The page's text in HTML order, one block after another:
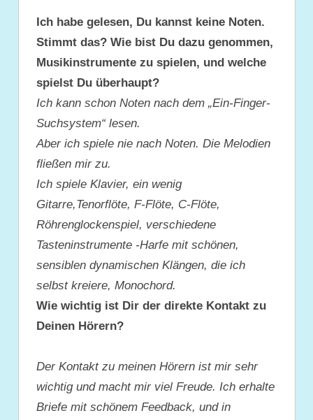
Ich habe gelesen, Du kannst keine Noten.
Stimmt das? Wie bist Du dazu genommen,
Musikinstrumente zu spielen, und welche
spielst Du überhaupt?
Ich kann schon Noten nach dem „Ein-Finger-
Suchsystem“ lesen.
Aber ich spiele nie nach Noten. Die Melodien
fließen mir zu.
Ich spiele Klavier, ein wenig
Gitarre,Tenorflöte, F-Flöte, C-Flöte,
Röhrenglockenspiel, verschiedene
Tasteninstrumente -Harfe mit schönen,
sensiblen dynamischen Klängen, die ich
selbst kreiere, Monochord.
Wie wichtig ist Dir der direkte Kontakt zu
Deinen Hörern?
Der Kontakt zu meinen Hörern ist mir sehr
wichtig und macht mir viel Freude. Ich erhalte
Briefe mit schönem Feedback, und in